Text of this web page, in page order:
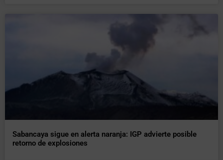
Sabancaya sigue en alerta naranja: IGP advierte posible
retorno de explosiones